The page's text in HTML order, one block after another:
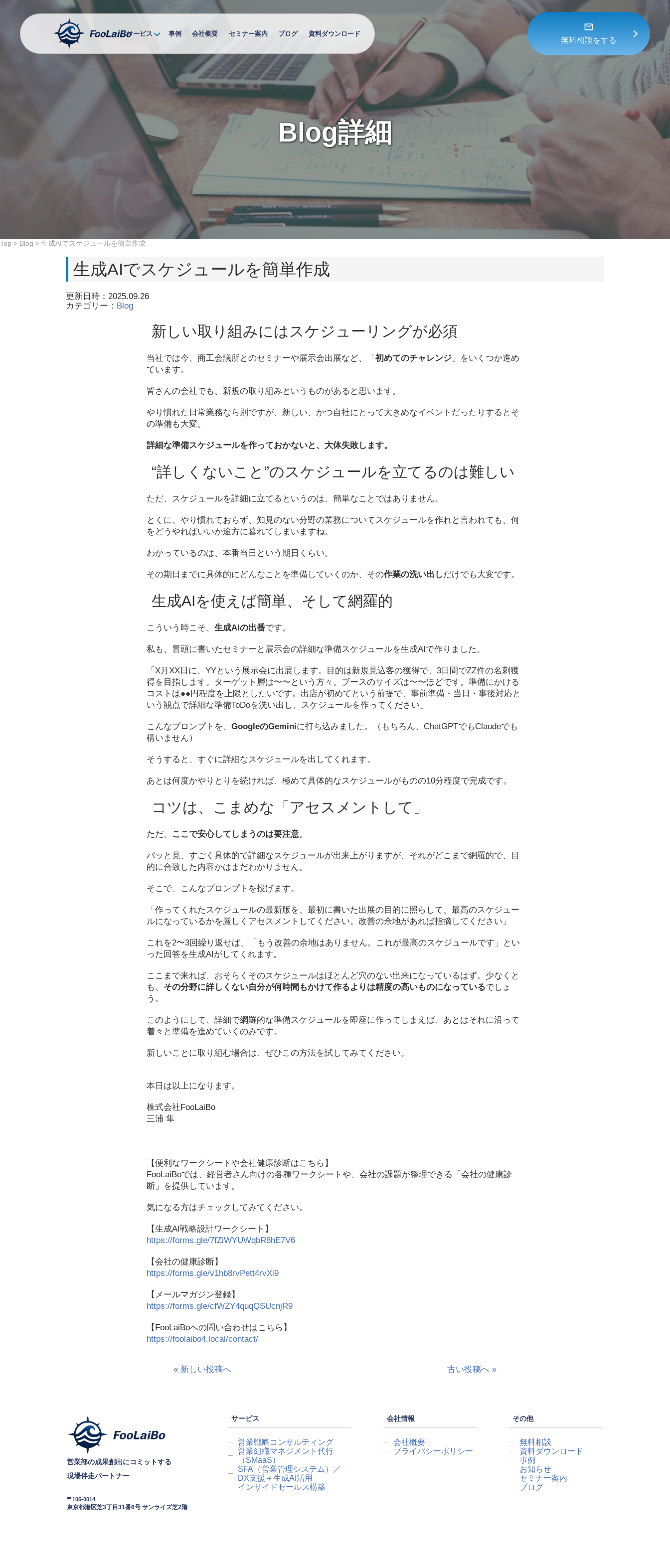
サービス 事例 会社概要 セミナー案内 ブログ 資料ダウンロード
無料相談をする
Top > Blog > 生成AIでスケジュールを簡単作成
Blog詳細
生成AIでスケジュールを簡単作成
更新日時：2025.09.26
カテゴリー： Blog
新しい取り組みにはスケジューリングが必須
当社では今、商工会議所とのセミナーや展示会出展など、「 初めてのチャレンジ 」をいくつか進め
ています。
皆さんの会社でも、新規の取り組みというものがあると思います。
やり慣れた日常業務なら別ですが、新しい、かつ自社にとって大きめなイベントだったりするとそ
の準備も大変。
詳細な準備スケジュールを作っておかないと、大体失敗します。
“詳しくないこと”のスケジュールを立てるのは難しい
ただ、スケジュールを詳細に立てるというのは、簡単なことではありません。
とくに、やり慣れておらず、知見のない分野の業務についてスケジュールを作れと言われても、何
をどうやればいいか途方に暮れてしまいますね。
わかっているのは、本番当日という期日くらい。
その期日までに具体的にどんなことを準備していくのか、その作業の洗い出しだけでも大変です。
生成AIを使えば簡単、そして網羅的
こういう時こそ、 生成AIの出番です。
私も、冒頭に書いたセミナーと展示会の詳細な準備スケジュールを生成AIで作りました。
「X月XX日に、YYという展示会に出展します。目的は新規見込客の獲得で、3日間でZZ件の名刺獲
得を目指します。ターゲット層は〜〜という方々。ブースのサイズは〜〜ほどです。準備にかける
コストは●●円程度を上限としたいです。出店が初めてという前提で、事前準備・当日・事後対応と
いう観点で詳細な準備ToDoを洗い出し、スケジュールを作ってください」
こんなプロンプトを、 GoogleのGeminiに打ち込みました。（もちろん、ChatGPTでもClaudeでも
構いません）
そうすると、すぐに詳細なスケジュールを出してくれます。
あとは何度かやりとりを続ければ、極めて具体的なスケジュールがものの10分程度で完成です。
コツは、こまめな「アセスメントして」
ただ、 ここで安心してしまうのは要注意。
パッと見、すごく具体的で詳細なスケジュールが出来上がりますが、それがどこまで網羅的で、目
的に合致した内容かはまだわかりません。
そこで、こんなプロンプトを投げます。
「作ってくれたスケジュールの最新版を、最初に書いた出展の目的に照らして、最高のスケジュー
ルになっているかを厳しくアセスメントしてください。改善の余地があれば指摘してください」
これを2〜3回繰り返せば、「もう改善の余地はありません。これが最高のスケジュールです」とい
った回答を生成AIがしてくれます。
ここまで来れば、おそらくそのスケジュールはほとんど穴のない出来になっているはず。少なくと
も、 その分野に詳しくない自分が何時間もかけて作るよりは精度の高いものになっているでしょ
う。
このようにして、詳細で網羅的な準備スケジュールを即座に作ってしまえば、あとはそれに沿って
着々と準備を進めていくのみです。
新しいことに取り組む場合は、ぜひこの方法を試してみてください。
本日は以上になります。
株式会社FooLaiBo
三浦 隼
【便利なワークシートや会社健康診断はこちら】
FooLaiBoでは、経営者さん向けの各種ワークシートや、会社の課題が整理できる「会社の健康診
断」を提供しています。
気になる方はチェックしてみてください。
【生成AI戦略設計ワークシート】
https://forms.gle/7fZiWYUWqbR8hE7V6
【会社の健康診断】
https://forms.gle/v1hb8rvPett4rvXi9
【メールマガジン登録】
https://forms.gle/cfWZY4quqQSUcnjR9
【FooLaiBoへの問い合わせはこちら】
https://foolaibo4.local/contact/
« 新しい投稿へ 古い投稿へ »
営業部の成果創出にコミットする
現場伴走パートナー
〒105-0014
東京都港区芝3丁目31番6号 サンライズ芝2階
サービス
営業戦略コンサルティング
営業組織マネジメント代行
（SMaaS）
SFA（営業管理システム）／
DX支援＋生成AI活用
インサイドセールス構築
会社情報
会社概要
プライバシーポリシー
その他
無料相談
資料ダウンロード
事例
お知らせ
セミナー案内
ブログ